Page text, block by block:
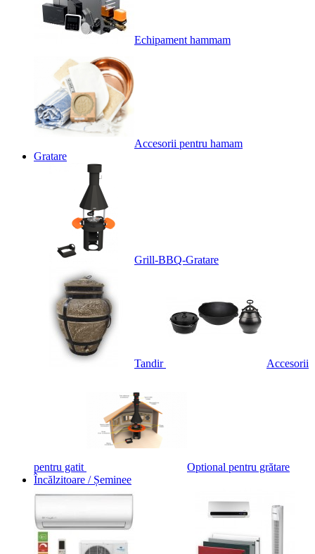
Echipament hammam
Accesorii pentru hamam
Gratare
Grill-BBQ-Gratare
Tandir Accesorii
pentru gatit
Optional pentru grătare
Încălzitoare / Șeminee